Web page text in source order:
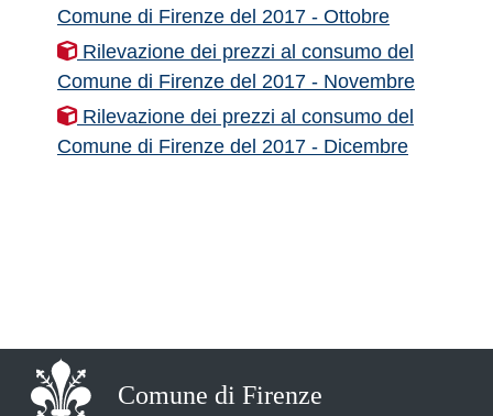
Comune di Firenze del 2017 - Ottobre
Rilevazione dei prezzi al consumo del
Comune di Firenze del 2017 - Novembre
Rilevazione dei prezzi al consumo del
Comune di Firenze del 2017 - Dicembre
Comune di Firenze